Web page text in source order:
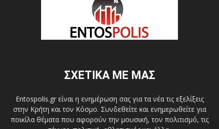
ΣΧΕΤΙΚΑ ΜΕ ΜΑΣ
Entospolis.gr είναι η ενημέρωση σας για τα νέα τις εξελίξεις
στην Κρήτη και τον Κόσμο. Συνδεθείτε και ενημερωθείτε για
ποικίλα θέματα που αφορούν την μουσική, τον πολιτισμό, τις